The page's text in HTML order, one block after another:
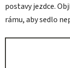
postavy jezdce.
rámu, aby sedlo